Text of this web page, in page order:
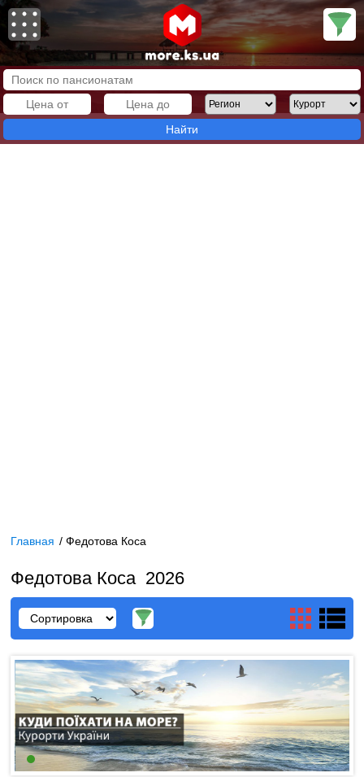
Найти
Главная /Федотова Коса
Федотова Коса 2026